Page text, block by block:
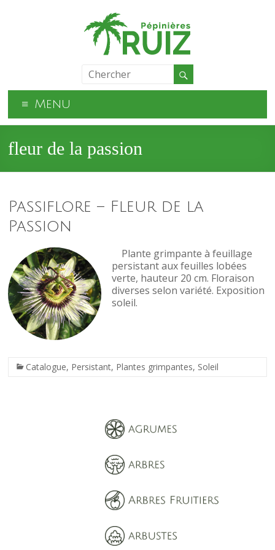
Menu
fleur de la passion
Passiflore – Fleur de la
Passion
Plante grimpante à feuillage
persistant aux feuilles lobées
verte, hauteur 20 cm. Floraison
diverses selon variété. Exposition
soleil.
Catalogue, Persistant, Plantes grimpantes, Soleil